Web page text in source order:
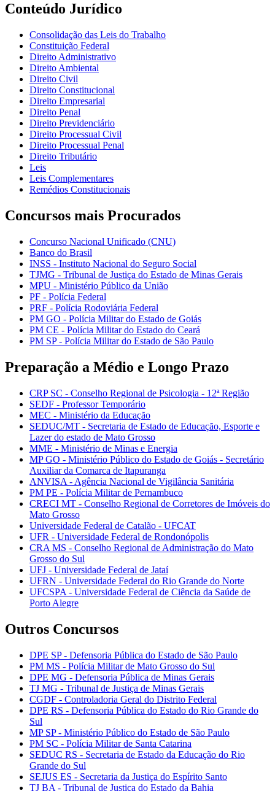
Conteúdo Jurídico
Consolidação das Leis do Trabalho
Constituição Federal
Direito Administrativo
Direito Ambiental
Direito Civil
Direito Constitucional
Direito Empresarial
Direito Penal
Direito Previdenciário
Direito Processual Civil
Direito Processual Penal
Direito Tributário
Leis
Leis Complementares
Remédios Constitucionais
Concursos mais Procurados
Concurso Nacional Unificado (CNU)
Banco do Brasil
INSS - Instituto Nacional do Seguro Social
TJMG - Tribunal de Justiça do Estado de Minas Gerais
MPU - Ministério Público da União
PF - Polícia Federal
PRF - Polícia Rodoviária Federal
PM GO - Polícia Militar do Estado de Goiás
PM CE - Polícia Militar do Estado do Ceará
PM SP - Polícia Militar do Estado de São Paulo
Preparação a Médio e Longo Prazo
CRP SC - Conselho Regional de Psicologia - 12ª Região
SEDF - Professor Temporário
MEC - Ministério da Educação
SEDUC/MT - Secretaria de Estado de Educação, Esporte e
Lazer do estado de Mato Grosso
MME - Ministério de Minas e Energia
MP GO - Ministério Público do Estado de Goiás - Secretário
Auxiliar da Comarca de Itapuranga
ANVISA - Agência Nacional de Vigilância Sanitária
PM PE - Polícia Militar de Pernambuco
CRECI MT - Conselho Regional de Corretores de Imóveis do
Mato Grosso
Universidade Federal de Catalão - UFCAT
UFR - Universidade Federal de Rondonópolis
CRA MS - Conselho Regional de Administração do Mato
Grosso do Sul
UFJ - Universidade Federal de Jataí
UFRN - Universidade Federal do Rio Grande do Norte
UFCSPA - Universidade Federal de Ciência da Saúde de
Porto Alegre
Outros Concursos
DPE SP - Defensoria Pública do Estado de São Paulo
PM MS - Polícia Militar de Mato Grosso do Sul
DPE MG - Defensoria Pública de Minas Gerais
TJ MG - Tribunal de Justiça de Minas Gerais
CGDF - Controladoria Geral do Distrito Federal
DPE RS - Defensoria Pública do Estado do Rio Grande do
Sul
MP SP - Ministério Público do Estado de São Paulo
PM SC - Polícia Militar de Santa Catarina
SEDUC RS - Secretaria de Estado da Educação do Rio
Grande do Sul
SEJUS ES - Secretaria da Justiça do Espírito Santo
TJ BA - Tribunal de Justiça do Estado da Bahia